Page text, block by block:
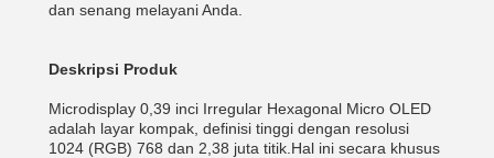
dan senang melayani Anda.
Deskripsi Produk
Microdisplay 0,39 inci Irregular Hexagonal Micro OLED
adalah layar kompak, definisi tinggi dengan resolusi
1024 (RGB) 768 dan 2,38 juta titik.Hal ini secara khusus